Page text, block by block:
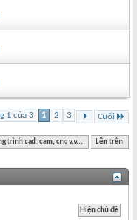
1 của 3 1 2 3 Cuối
trình cad, cam, cnc v.v... Lên trên